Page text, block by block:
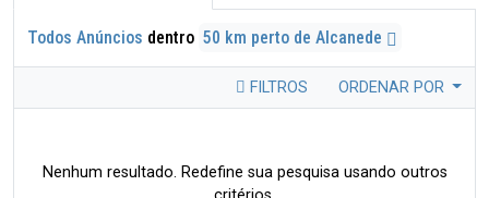
Todos Anúncios dentro 50 km perto de Alcanede
FILTROS ORDENAR POR
Nenhum resultado. Redefine sua pesquisa usando outros